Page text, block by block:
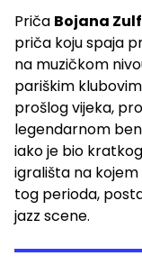
Priča Bojana
priča koju spaja
na muzičkom
pariškim
prošlog vijeka,
legendarnom
iako je bio
igrališta na kojem
tog perioda,
jazz scene.